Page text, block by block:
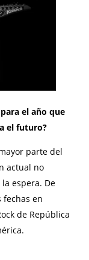
el año que
el futuro?
parte del
actual no
espera. De
fechas en
de República